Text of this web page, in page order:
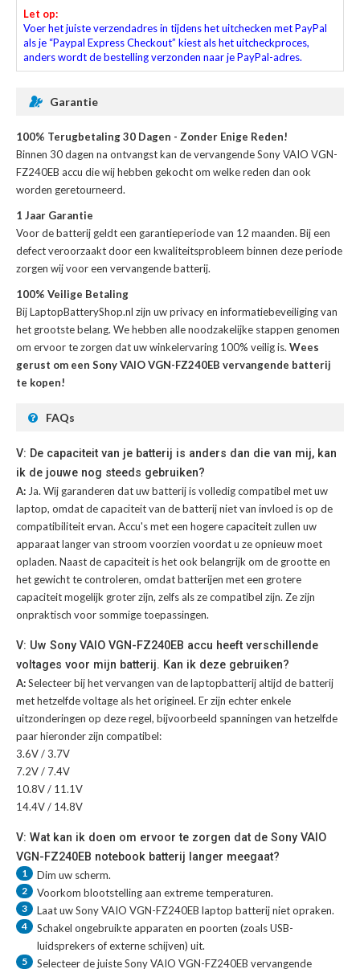
Let op:
Voer het juiste verzendadres in tijdens het uitchecken met PayPal
als je “Paypal Express Checkout” kiest als het uitcheckproces,
anders wordt de bestelling verzonden naar je PayPal-adres.
Garantie
100% Terugbetaling 30 Dagen - Zonder Enige Reden!
Binnen 30 dagen na ontvangst kan devervangende Sony VAIO VGN-
FZ240EB accu die wij hebben gekocht om welke reden dan ook
worden geretourneerd.
1 Jaar Garantie
Voor debatterij geldt een garantieperiode van 12 maanden. Bij een
defect veroorzaakt door een kwaliteitsprobleem binnen deze periode
zorgen wij voor een vervangende batterij.
100% Veilige Betaling
Bij LaptopBatteryShop.nl zijn uw privacy en informatiebeveiliging van
het grootste belang. We hebben alle noodzakelijke stappen genomen
om ervoor te zorgen dat uw winkelervaring 100% veilig is. Wees
gerust om een Sony VAIO VGN-FZ240EB vervangende batterij
te kopen!
FAQs
V: De capaciteit van je batterij is anders dan die van mij, kan
ik de jouwe nog steeds gebruiken?
A: Ja. Wij garanderen dat uw batterij is volledig compatibel met uw
laptop, omdat de capaciteit van de batterij niet van invloed is op de
compatibiliteit ervan. Accu's met een hogere capaciteit zullen uw
apparaat langer van stroom voorzien voordat u ze opnieuw moet
opladen. Naast de capaciteit is het ook belangrijk om de grootte en
het gewicht te controleren, omdat batterijen met een grotere
capaciteit mogelijk groter zijn, zelfs als ze compatibel zijn. Ze zijn
onpraktisch voor sommige toepassingen.
V: Uw Sony VAIO VGN-FZ240EB accu heeft verschillende
voltages voor mijn batterij. Kan ik deze gebruiken?
A:Selecteer bij het vervangen van de laptopbatterij altijd de batterij
met hetzelfde voltage als het origineel. Er zijn echter enkele
uitzonderingen op deze regel, bijvoorbeeld spanningen van hetzelfde
paar hieronder zijn compatibel:
3.6V / 3.7V
7.2V / 7.4V
10.8V / 11.1V
14.4V / 14.8V
V: Wat kan ik doen om ervoor te zorgen dat de Sony VAIO
VGN-FZ240EB notebook batterij langer meegaat?
1 Dim uw scherm.
2 Voorkom blootstelling aan extreme temperaturen.
3 Laat uwSony VAIO VGN-FZ240EB laptop batterijniet opraken.
4
Schakel ongebruikte apparaten en poorten (zoals USB-
luidsprekers of externe schijven) uit.
5 Selecteer de juisteSony VAIO VGN-FZ240EB vervangende